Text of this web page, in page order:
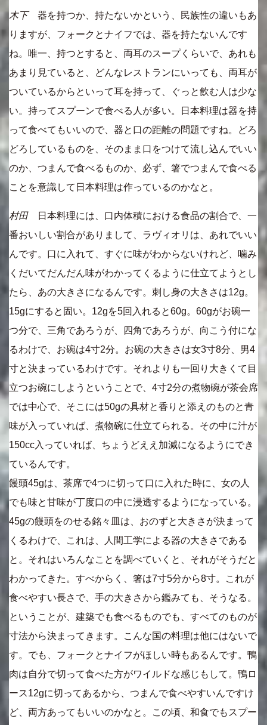
木下器を持つか、持たないかという、民族性の違いもあ
りますが、フォークとナイフでは、器を持たないんです
ね。唯一、持つとすると、両耳のスープくらいで、あれも
あまり見ていると、どんなレストランにいっても、両耳が
ついているからといって耳を持って、ぐっと飲む人は少な
い。持ってスプーンで食べる人が多い。日本料理は器を持
って食べてもいいので、器と口の距離の問題ですね。どろ
どろしているものを、そのまま口をつけて流し込んでいい
のか、つまんで食べるものか、必ず、箸でつまんで食べる
ことを意識して日本料理は作っているのかなと。
村田日本料理には、口内体積における食品の割合で、一
番おいしい割合がありまして、ラヴィオリは、あれでいい
んです。口に入れて、すぐに味がわからないけれど、噛み
くだいてだんだん味がわかってくるように仕立てようとし
たら、あの大きさになるんです。刺し身の大きさは12g。
15gにすると固い。12gを5回入れると60g。60gがお碗一
つ分で、三角であろうが、四角であろうが、向こう付にな
るわけで、お碗は4寸2分。お碗の大きさは女3寸8分、男4
寸と決まっているわけです。それよりも一回り大きくて目
立つお碗にしようということで、4寸2分の煮物碗が茶会席
では中心で、そこには50gの具材と香りと添えのものと青
味が入っていれば、煮物碗に仕立てられる。その中に汁が
150cc入っていれば、ちょうどええ加減になるようにでき
ているんです。
饅頭45gは、茶席で4つに切って口に入れた時に、女の人
でも味と甘味が丁度口の中に浸透するようになっている。
45gの饅頭をのせる銘々皿は、おのずと大きさが決まって
くるわけで、これは、人間工学による器の大きさである
と。それはいろんなことを調べていくと、それがそうだと
わかってきた。すべからく、箸は7寸5分から8寸。これが
食べやすい長さで、手の大きさから鑑みても、そうなる。
ということが、建築でも食べるものでも、すべてのものが
寸法から決まってきます。こんな国の料理は他にはないで
す。でも、フォークとナイフがほしい時もあるんです。鴨
肉は自分で切って食べた方がワイルドな感じもして。鴨ロ
ース12gに切ってあるから、つまんで食べやすいんですけ
ど、両方あってもいいのかなと。この頃、和食でもスプー